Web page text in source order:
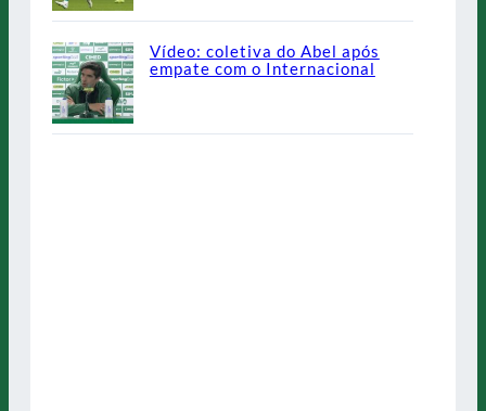
Vídeo: coletiva do Abel após
empate com o Internacional